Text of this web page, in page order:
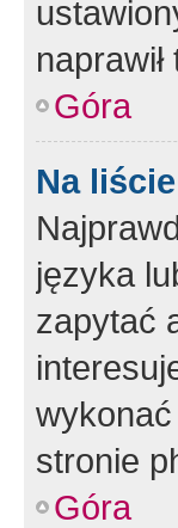
Góra
Na
języka
zapytać
stronie
Góra